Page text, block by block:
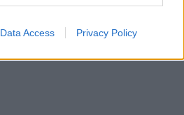
Data Access Privacy Policy